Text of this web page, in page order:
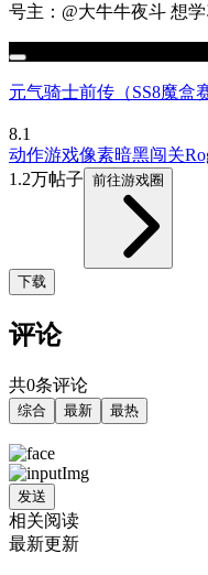
号主
元气骑士前传（SS8魔盒
8.1
动作游戏像素暗黑闯关
1.2万帖子 前往游戏圈
下载
评论
共0条评论
综合 最新 最热
发送
相关阅读
最新更新